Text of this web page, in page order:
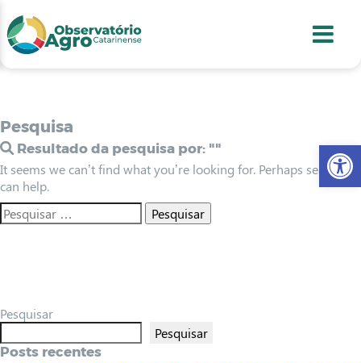
2
3
4
Pesquisa
Resultado da pesquisa por: ""
It seems we can’t find what you’re looking for. Perhaps searching
can help.
Pesquisar
Pesquisar
Posts recentes